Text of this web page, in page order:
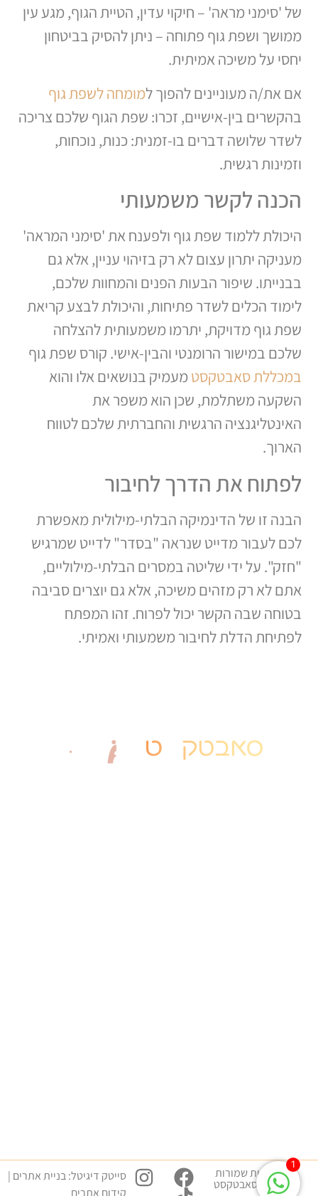
של 'סימני מראה' – חיקוי עדין, הטיית הגוף, מגע עין
ממושך ושפת גוף פתוחה – ניתן להסיק בביטחון
יחסי על משיכה אמיתית.
אם את/ה מעוניינים להפוך למומחה לשפת גוף
בהקשרים בין-אישיים, זכרו: שפת הגוף שלכם צריכה
לשדר שלושה דברים בו-זמנית: כנות, נוכחות,
וזמינות רגשית.
הכנה לקשר משמעותי
היכולת ללמוד שפת גוף ולפענח את 'סימני המראה'
מעניקה יתרון עצום לא רק בזיהוי עניין, אלא גם
בבנייתו. שיפור הבעות הפנים והמחוות שלכם,
לימוד הכלים לשדר פתיחות, והיכולת לבצע קריאת
שפת גוף מדויקת, יתרמו משמעותית להצלחה
שלכם במישור הרומנטי והבין-אישי. קורס שפת גוף
במכללת סאבטקסטמעמיק בנושאים אלו והוא
השקעה משתלמת, שכן הוא משפר את
האינטליגנציה הרגשית והחברתית שלכם לטווח
הארוך.
לפתוח את הדרך לחיבור
הבנה זו של הדינמיקה הבלתי-מילולית מאפשרת
לכם לעבור מדייט שנראה "בסדר" לדייט שמרגיש
"חזק". על ידי שליטה במסרים הבלתי-מילוליים,
אתם לא רק מזהים משיכה, אלא גם יוצרים סביבה
בטוחה שבה הקשר יכול לפרוח. זהו המפתח
לפתיחת הדלת לחיבור משמעותי ואמיתי.
כל הזכויות שמורות
למכללת סאבטקסט
סייטק דיגיטל:בניית אתרים |
קידום אתרים
1